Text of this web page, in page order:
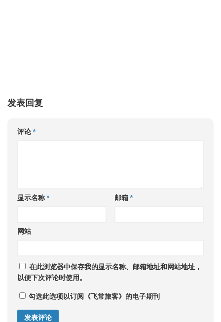
发表回复
评论*
显示名称* 邮箱*
网站
在此浏览器中保存我的显示名称、邮箱地址和网站地址，
以便下次评论时使用。
勾选此选项以订阅《飞常旅客》的电子期刊